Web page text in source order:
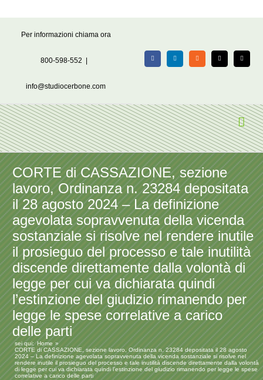
Per informazioni chiama ora
800-598-552
info@studiocerbone.com
FacebookLinkedIn Rss X Email
CORTE di CASSAZIONE, sezione
lavoro, Ordinanza n. 23284 depositata
il 28 agosto 2024 – La definizione
agevolata sopravvenuta della vicenda
sostanziale si risolve nel rendere inutile
il prosieguo del processo e tale inutilità
discende direttamente dalla volontà di
legge per cui va dichiarata quindi
l’estinzione del giudizio rimanendo per
legge le spese correlative a carico
delle parti
sei qui: Home
CORTE di CASSAZIONE, sezione lavoro, Ordinanza n. 23284 depositata il 28 agosto
2024 – La definizione agevolata sopravvenuta della vicenda sostanziale si risolve nel
rendere inutile il prosieguo del processo e tale inutilità discende direttamente dalla volontà
di legge per cui va dichiarata quindi l’estinzione del giudizio rimanendo per legge le spese
correlative a carico delle parti